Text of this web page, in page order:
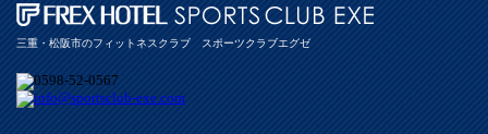
三重・松阪市のフィットネスクラブ スポーツクラブエグゼ